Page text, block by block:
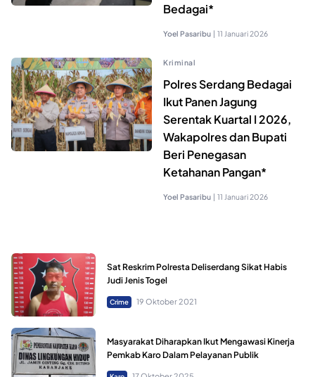
Bedagai*
Yoel Pasaribu | 11 Januari 2026
Kriminal
Polres Serdang Bedagai
Ikut Panen Jagung
Serentak Kuartal I 2026,
Wakapolres dan Bupati
Beri Penegasan
Ketahanan Pangan*
Yoel Pasaribu | 11 Januari 2026
Sat Reskrim Polresta Deliserdang Sikat Habis
Judi Jenis Togel
Crime 19 Oktober 2021
Masyarakat Diharapkan Ikut Mengawasi Kinerja
Pemkab Karo Dalam Pelayanan Publik